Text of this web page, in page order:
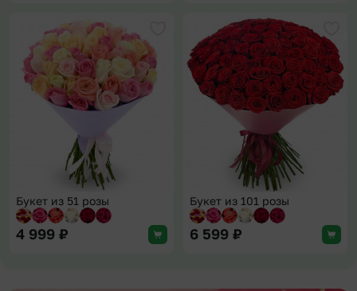
Добавить в избранное
Букет из 51 розы
4 999 ₽
Букет из 101 розы
6 599 ₽